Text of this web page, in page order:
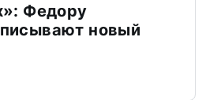
Федору
новый